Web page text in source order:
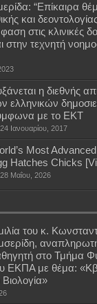
“Επίκαιρα
και
στις κλινικές
στην τεχνητή
η διεθνής
ελληνικών
με το ΕΚΤ
24 Ιανουαρίου, 2017
Most
Hatches Chicks
28 Μαΐου, 2026
του κ.
στο Τμήμα
ΕΚΠΑ με θέμα: